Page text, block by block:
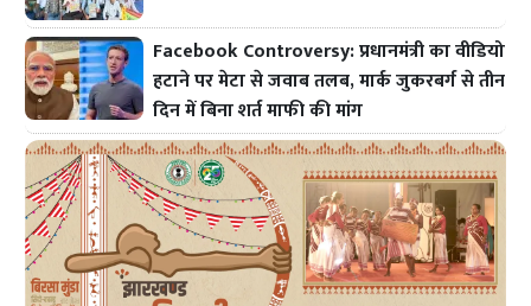
Facebook Controversy: प्रधानमंत्री का वीडियो
हटाने पर मेटा से जवाब तलब, मार्क जुकरबर्ग से तीन
दिन में बिना शर्त माफी की मांग